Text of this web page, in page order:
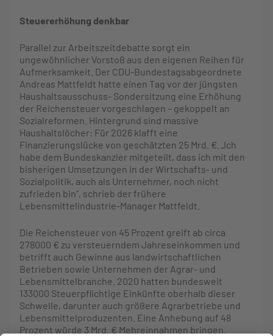
Steuererhöhung denkbar
Parallel zur Arbeitszeitdebatte sorgt ein
ungewöhnlicher Vorstoß aus den eigenen Reihen für
Aufmerksamkeit. Der CDU-Bundestagsabgeordnete
Andreas Mattfeldt hatte einen Tag vor der jüngsten
Haushaltsausschuss- Sondersitzung eine Erhöhung
der Reichensteuer vorgeschlagen – gekoppelt an
Sozialreformen. Hintergrund sind massive
Haushaltslöcher: Für 2026 klafft eine
Finanzierungslücke von geschätzten 25 Mrd. €. „Ich
habe dem Bundeskanzler mitgeteilt, dass ich mit den
bisherigen Umsetzungen in der Wirtschafts- und
Sozialpolitik, auch als Unternehmer, noch nicht
zufrieden bin“, schrieb der frühere
Lebensmittelindustrie-Manager Mattfeldt.
Die Reichensteuer von 45 Prozent greift ab circa
278000 € zu versteuerndem Jahreseinkommen und
betrifft auch Gewinne aus landwirtschaftlichen
Betrieben sowie Unternehmen der Agrar- und
Lebensmittelbranche. 2020 hatten bundesweit
133000 Steuerpflichtige Einkünfte oberhalb dieser
Schwelle, darunter auch größere Agrarbetriebe und
Lebensmittelproduzenten. Eine Anhebung auf 48
Prozent würde 3 Mrd. € Mehreinnahmen bringen.